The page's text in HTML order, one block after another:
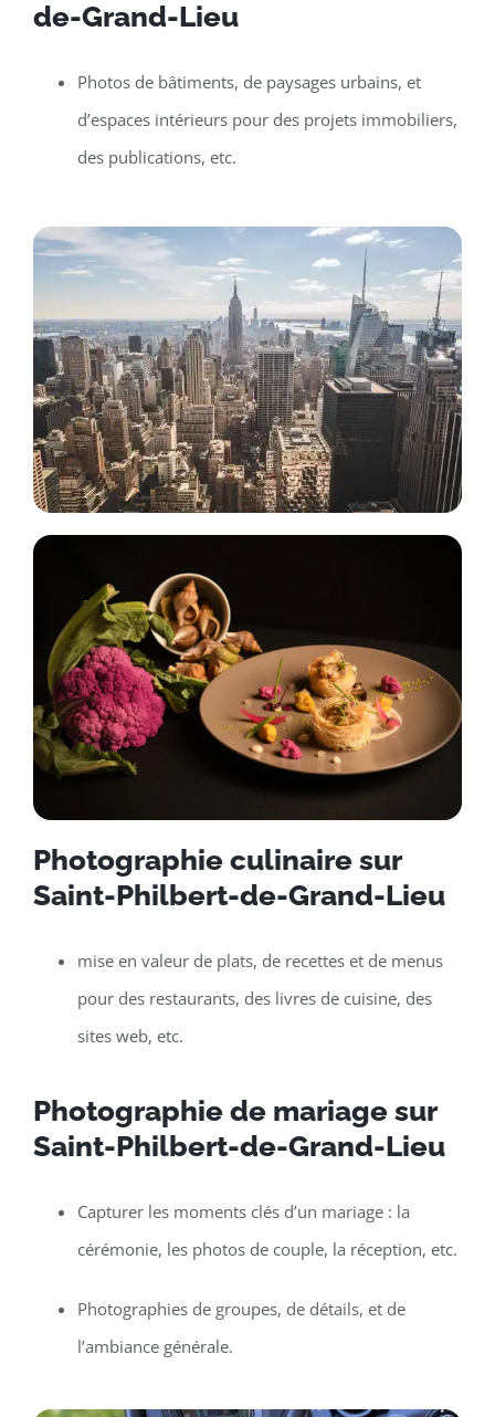
de-Grand-Lieu
Photos de bâtiments, de paysages urbains, et
d’espaces intérieurs pour des projets immobiliers,
des publications, etc.
Photographie culinaire sur
Saint-Philbert-de-Grand-Lieu
mise en valeur de plats, de recettes et de menus
pour des restaurants, des livres de cuisine, des
sites web, etc.
Photographie de mariage sur
Saint-Philbert-de-Grand-Lieu
Capturer les moments clés d’un mariage : la
cérémonie, les photos de couple, la réception, etc.
Photographies de groupes, de détails, et de
l’ambiance générale.